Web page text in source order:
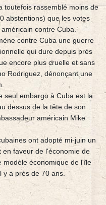
toutefois rassemblé moins de
abstentions) que les votes
contre Cuba.
contre Cuba une guerre
qui dure depuis près
encore plus cruelle et sans
Rodriguez, dénonçant une
seul embargo à Cuba est la
dessus de la tête de son
américain Mike
ont adopté mi-juin un
faveur de l'économie de
modèle économique de l'île
a près de 70 ans.